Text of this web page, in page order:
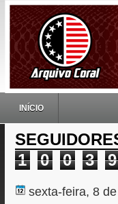
INÍCIO
1
0 0 3 9
sexta-feira, 8